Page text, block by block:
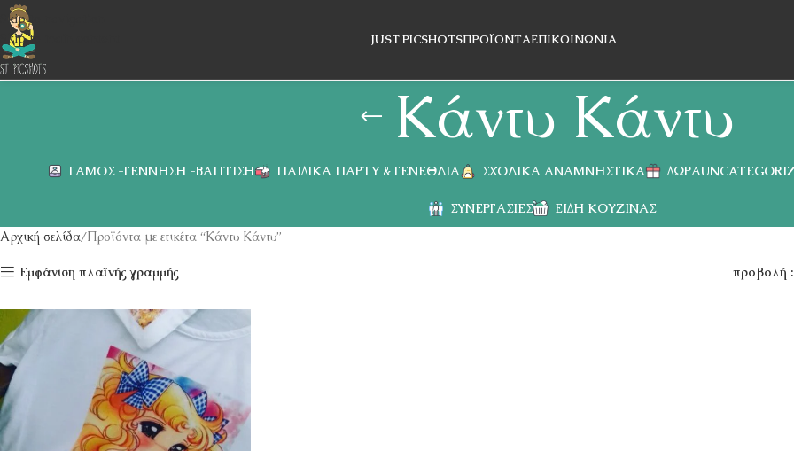
Skip to navigation
Skip to main content
JUST PICSHOTSΠΡΟΪΌΝΤΑΕΠΙΚΟΙΝΩΝΊΑ
Κάντυ Κάντυ
ΓΆΜΟΣ -ΓΈΝΝΗΣΗ -ΒΆΠΤΙΣΗ ΠΑΙΔΙΚΆ ΠΆΡΤΥ & ΓΕΝΈΘΛΙΑ ΣΧΟΛΙΚΆ ΑΝΑΜΝΗΣΤΙΚΆ ΔΏΡΑ
ΣΥΝΕΡΓΑΣΊΕΣ
ΕΊΔΗ ΚΟΥΖΊΝΑΣ
Αρχική σελίδα Προϊόντα με ετικέτα “Κάντυ Κάντυ”
Εμφάνιση πλαϊνής γραμμής προβολή